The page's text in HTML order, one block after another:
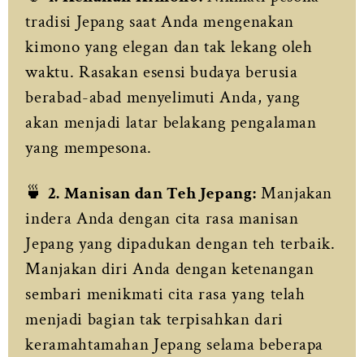
tradisi Jepang saat Anda mengenakan
kimono yang elegan dan tak lekang oleh
waktu. Rasakan esensi budaya berusia
berabad-abad menyelimuti Anda, yang
akan menjadi latar belakang pengalaman
yang mempesona.
🍵 2. Manisan dan Teh Jepang: Manjakan
indera Anda dengan cita rasa manisan
Jepang yang dipadukan dengan teh terbaik.
Manjakan diri Anda dengan ketenangan
sembari menikmati cita rasa yang telah
menjadi bagian tak terpisahkan dari
keramahtamahan Jepang selama beberapa